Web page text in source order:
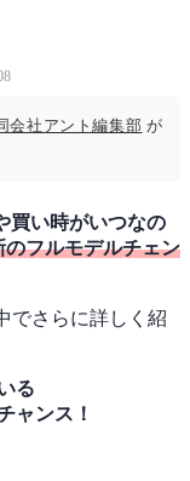
会社アント編集部 が
買い時がいつなの
のフルモデルチェン
でさらに詳しく紹
る
ャンス！